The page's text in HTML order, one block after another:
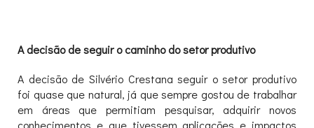
A decisão de seguir o caminho do setor produtivo
A decisão de Silvério Crestana seguir o setor produtivo
foi quase que natural, já que sempre gostou de trabalhar
em áreas que permitiam pesquisar, adquirir novos
conhecimentos e que tivessem aplicações e impactos